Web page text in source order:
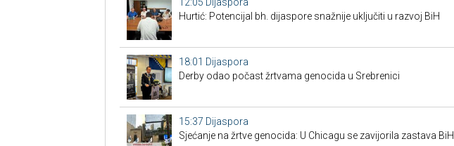
Hurtić: Potencijal bh. dijaspore snažnije uključiti u razvoj BiH
18:01 Dijaspora
Derby odao počast žrtvama genocida u Srebrenici
15:37 Dijaspora
Sjećanje na žrtve genocida: U Chicagu se zavijorila zastava BiH